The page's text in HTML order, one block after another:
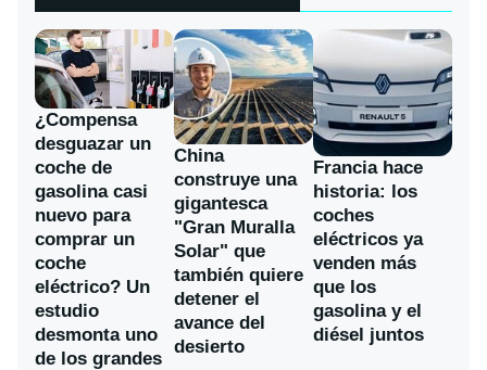
¿Compensa
desguazar un
coche de
gasolina casi
nuevo para
comprar un
coche
eléctrico? Un
estudio
desmonta uno
de los grandes
China
construye una
gigantesca
"Gran Muralla
Solar" que
también quiere
detener el
avance del
desierto
Francia hace
historia: los
coches
eléctricos ya
venden más
que los
gasolina y el
diésel juntos